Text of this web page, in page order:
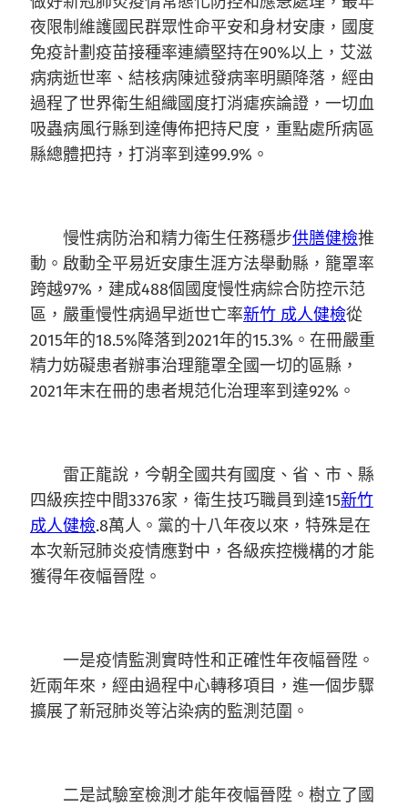
夜限制維護國民群眾性命平安和身材安康，國度
免疫計劃疫苗接種率連續堅持在90%以上，艾滋
病病逝世率、結核病陳述發病率明顯降落，經由
過程了世界衛生組織國度打消瘧疾論證，一切血
吸蟲病風行縣到達傳佈把持尺度，重點處所病區
縣總體把持，打消率到達99.9%。
慢性病防治和精力衛生任務穩步供膳健檢推
動。啟動全平易近安康生涯方法舉動縣，籠罩率
跨越97%，建成488個國度慢性病綜合防控示范
區，嚴重慢性病過早逝世亡率新竹 成人健檢從
2015年的18.5%降落到2021年的15.3%。在冊嚴重
精力妨礙患者辦事治理籠罩全國一切的區縣，
2021年末在冊的患者規范化治理率到達92%。
雷正龍說，今朝全國共有國度、省、市、縣
四級疾控中間3376家，衛生技巧職員到達15新竹
成人健檢.8萬人。黨的十八年夜以來，特殊是在
本次新冠肺炎疫情應對中，各級疾控機構的才能
獲得年夜幅晉陞。
一是疫情監測實時性和正確性年夜幅晉陞。
近兩年來，經由過程中心轉移項目，進一個步驟
擴展了新冠肺炎等沾染病的監測范圍。
二是試驗室檢測才能年夜幅晉陞。樹立了國